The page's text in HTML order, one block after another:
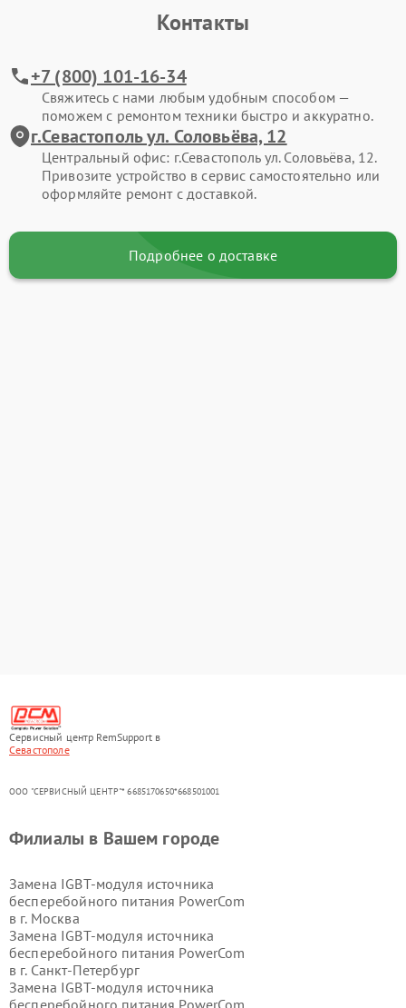
Контакты
+7 (800) 101-16-34
Свяжитесь с нами любым удобным способом —
поможем с ремонтом техники быстро и аккуратно.
г.Севастополь ул. Соловьёва, 12
Центральный офис: г.Севастополь ул. Соловьёва, 12.
Привозите устройство в сервис самостоятельно или
оформляйте ремонт с доставкой.
Подробнее о доставке
Сервисный центр RemSupport в
Севастополе
ООО "СЕРВИСНЫЙ ЦЕНТР"* 6685170650*668501001
Филиалы в Вашем городе
Замена IGBT-модуля источника
бесперебойного питания PowerCom
в г. Москва
Замена IGBT-модуля источника
бесперебойного питания PowerCom
в г. Санкт-Петербург
Замена IGBT-модуля источника
бесперебойного питания PowerCom